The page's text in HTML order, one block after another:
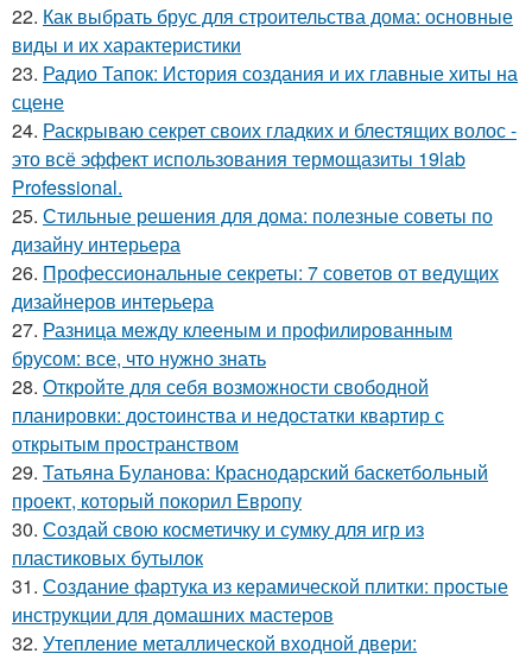
22. Как выбрать брус для строительства дома: основные
виды и их характеристики
23. Радио Тапок: История создания и их главные хиты на
сцене
24. Раскрываю секрет своих гладких и блестящих волос -
это всё эффект использования термощазиты 19lab
Professional.
25. Стильные решения для дома: полезные советы по
дизайну интерьера
26. Профессиональные секреты: 7 советов от ведущих
дизайнеров интерьера
27. Разница между клееным и профилированным
брусом: все, что нужно знать
28. Откройте для себя возможности свободной
планировки: достоинства и недостатки квартир с
открытым пространством
29. Татьяна Буланова: Краснодарский баскетбольный
проект, который покорил Европу
30. Создай свою косметичку и сумку для игр из
пластиковых бутылок
31. Создание фартука из керамической плитки: простые
инструкции для домашних мастеров
32. Утепление металлической входной двери: